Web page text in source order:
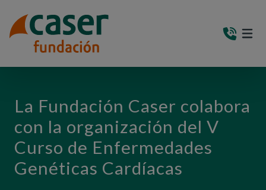
La Fundación Caser colabora
con la organización del V
Curso de Enfermedades
Genéticas Cardíacas